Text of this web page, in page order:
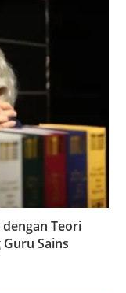
Teori
Sains